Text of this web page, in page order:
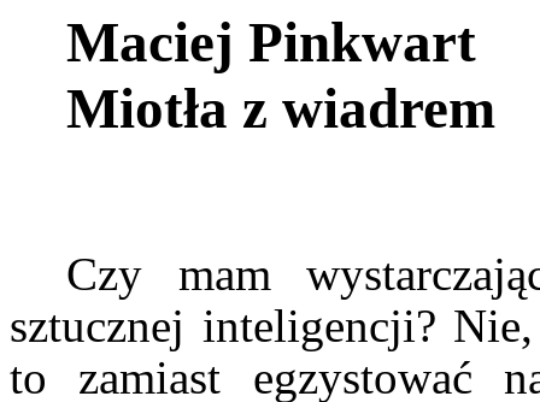
Maciej Pinkwart
Miotła z wiadrem
Czy mam
sztucznej inteligencji?
to zamiast egzystować